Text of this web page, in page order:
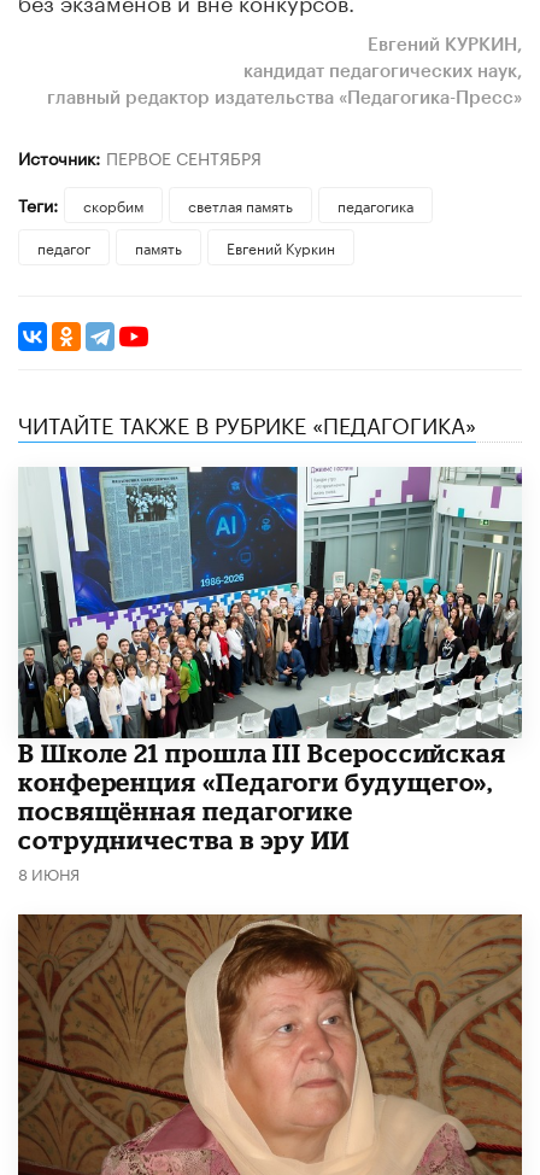
Евгений КУРКИН,
кандидат педагогических наук,
главный редактор издательства «Педагогика-Пресс»
Источник: ПЕРВОЕ СЕНТЯБРЯ
Теги:
скорбим светлая память
педагогика
педагог
память Евгений Куркин
ЧИТАЙТЕ ТАКЖЕ В РУБРИКЕ «ПЕДАГОГИКА»
В Школе 21 прошла III Всероссийская
конференция «Педагоги будущего»,
посвящённая педагогике
сотрудничества в эру ИИ
8 ИЮНЯ